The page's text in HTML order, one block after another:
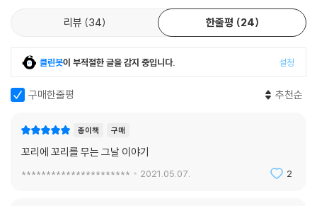
다. 독자들은 『꼬리에 꼬리를 무는 그날 이야기』를 통해서, 보다 날카롭게
정제된 질문을 마주하게 될 것이다. 그리고 역사 속의 문제들을 통해서 오
늘날 우리 사회에 여전히 잔존해 있는 문제들을 직면한다.
리뷰 34 한줄평 24
클린봇이 부적절한 글을 감지 중입니다. 설정
구매한줄평 추천순
종이책 구매
꼬리에 꼬리를 무는 그날 이야기
********************** 2021.05.07. 2